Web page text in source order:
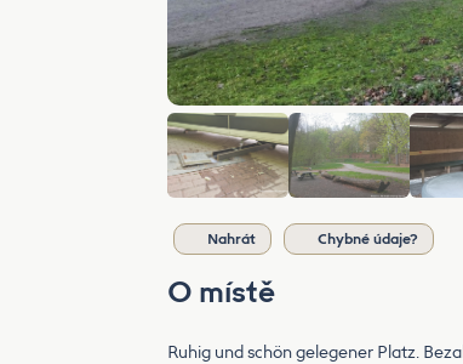
Nahrát Chybné údaje?
O místě
Ruhig und schön gelegener Platz.